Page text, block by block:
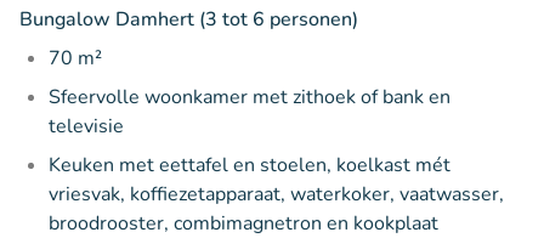
Bungalow Damhert (3 tot 6 personen)
70 m²
Sfeervolle woonkamer met zithoek of bank en
televisie
Keuken met eettafel en stoelen, koelkast mét
vriesvak, koffiezetapparaat, waterkoker, vaatwasser,
broodrooster, combimagnetron en kookplaat